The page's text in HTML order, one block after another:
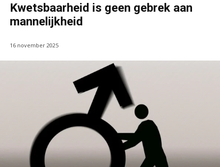
Kwetsbaarheid is geen gebrek aan
mannelijkheid
16 november 2025